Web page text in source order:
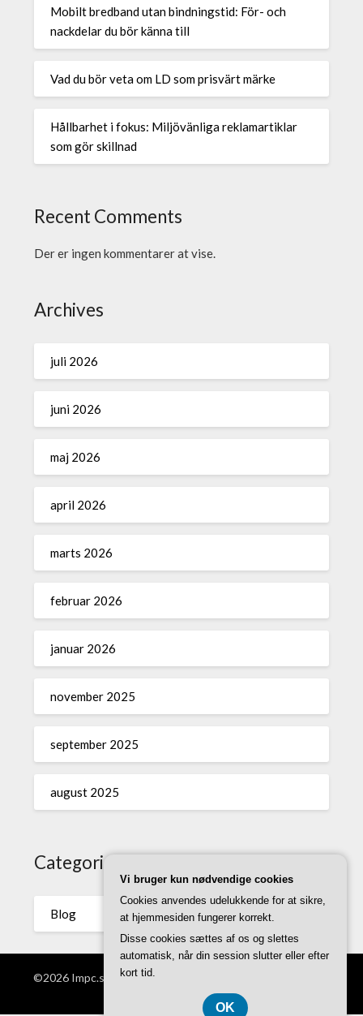
Mobilt bredband utan bindningstid: För- och
nackdelar du bör känna till
Vad du bör veta om LD som prisvärt märke
Hållbarhet i fokus: Miljövänliga reklamartiklar
som gör skillnad
Recent Comments
Der er ingen kommentarer at vise.
Archives
juli 2026
juni 2026
maj 2026
april 2026
marts 2026
februar 2026
januar 2026
november 2025
september 2025
august 2025
Categories
Blog
©2026 Impc.se | WordPress Theme by
Vi bruger kun nødvendige cookies
Cookies anvendes udelukkende for at sikre,
at hjemmesiden fungerer korrekt.
Disse cookies sættes af os og slettes
automatisk, når din session slutter eller efter
kort tid.
OK